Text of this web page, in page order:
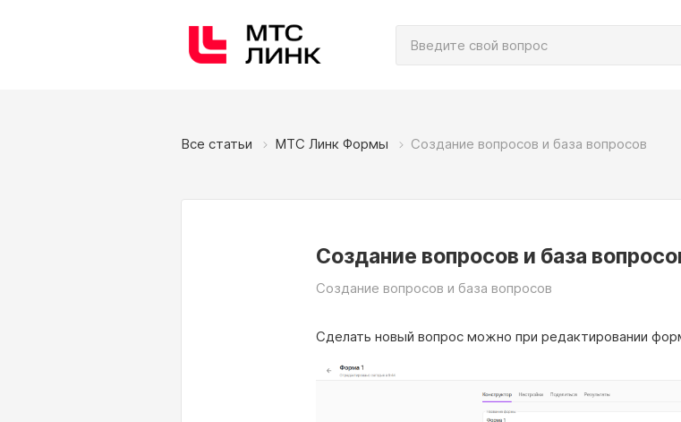
Все статьи МТС Линк Формы Создание вопросов и база вопросов
Создание вопросов и база
Создание вопросов и база вопросов
Сделать новый вопрос можно при редактировании